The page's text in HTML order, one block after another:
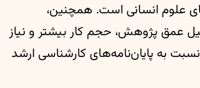
علوم انسانی است. همچنین،
عمق پژوهش، حجم کار بیشتر و نیاز
نسبت به پایان‌نامه‌های کارشناسی ارشد